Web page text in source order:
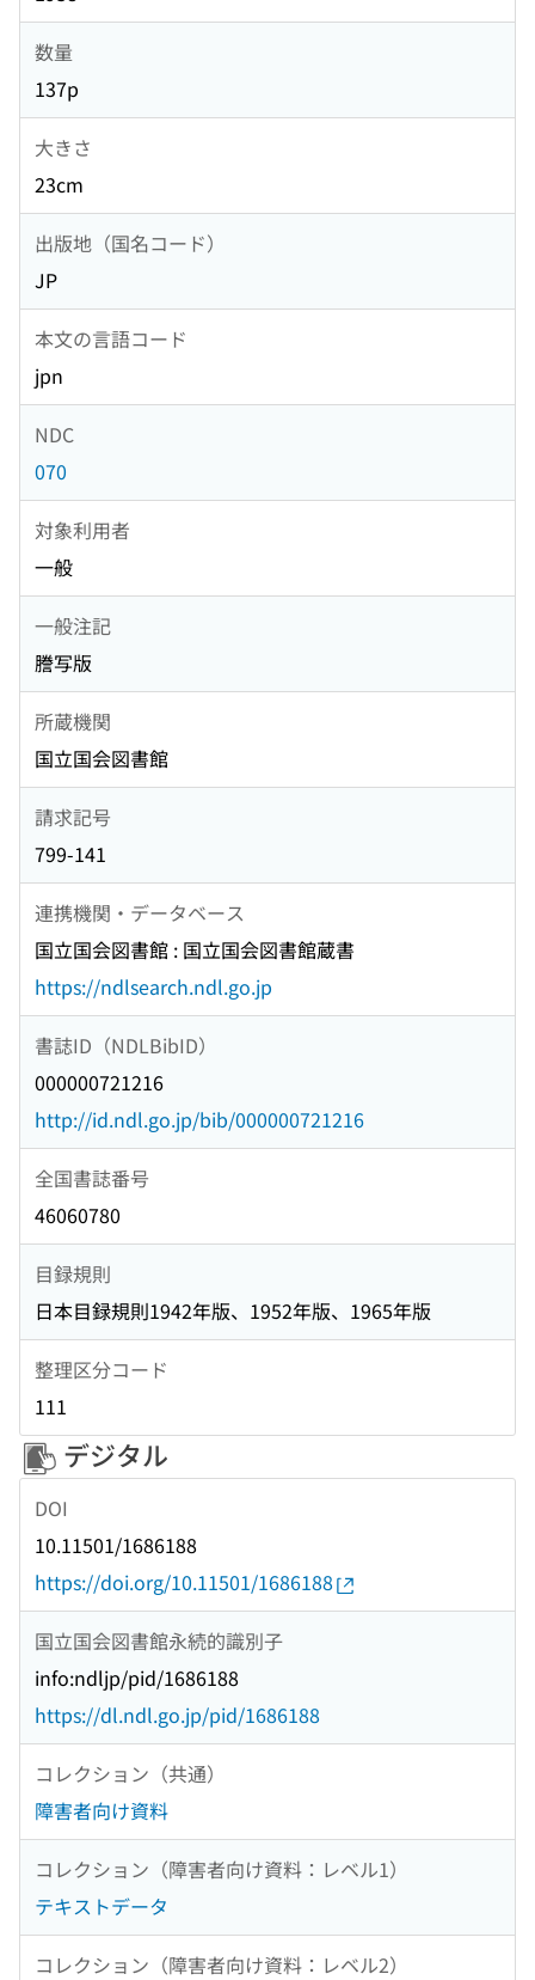
数量
137p
大きさ
23cm
出版地（国名コード）
JP
本文の言語コード
jpn
NDC
070
対象利用者
一般
一般注記
謄写版
所蔵機関
国立国会図書館
請求記号
799-141
連携機関・データベース
国立国会図書館 : 国立国会図書館蔵書
https://ndlsearch.ndl.go.jp
書誌ID（NDLBibID）
000000721216
http://id.ndl.go.jp/bib/000000721216
全国書誌番号
46060780
目録規則
日本目録規則1942年版、1952年版、1965年版
整理区分コード
111
デジタル
DOI
10.11501/1686188
https://doi.org/10.11501/1686188
国立国会図書館永続的識別子
info:ndljp/pid/1686188
https://dl.ndl.go.jp/pid/1686188
コレクション（共通）
障害者向け資料
コレクション（障害者向け資料：レベル1）
テキストデータ
コレクション（障害者向け資料：レベル2）